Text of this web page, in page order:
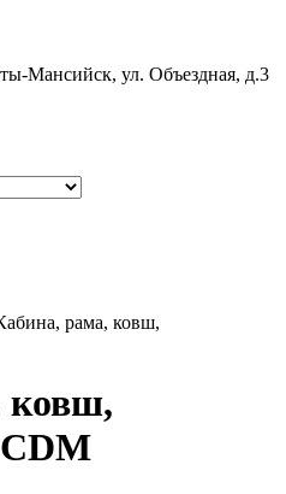
Мансийск, ул. Объездная, д.3
рама, ковш,
ковш,